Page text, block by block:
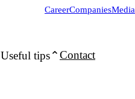
Useful tips Contact
CareerCompaniesMedia